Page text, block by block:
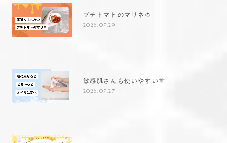
プチトマトのマリネ🍅
2026.07.29
敏感肌さんも使いやすい🫶
2026.07.27